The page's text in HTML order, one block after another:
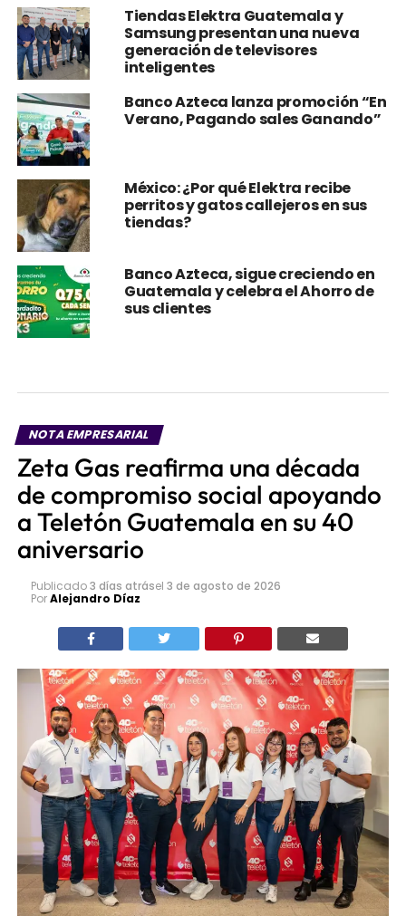
Tiendas Elektra Guatemala y
Samsung presentan una nueva
generación de televisores
inteligentes
Banco Azteca lanza promoción “En
Verano, Pagando sales Ganando”
México: ¿Por qué Elektra recibe
perritos y gatos callejeros en sus
tiendas?
Banco Azteca, sigue creciendo en
Guatemala y celebra el Ahorro de
sus clientes
NOTA EMPRESARIAL
Zeta Gas reafirma una década
de compromiso social apoyando
a Teletón Guatemala en su 40
aniversario
Publicado3 días atrásel 3 de agosto de 2026
PorAlejandro Díaz